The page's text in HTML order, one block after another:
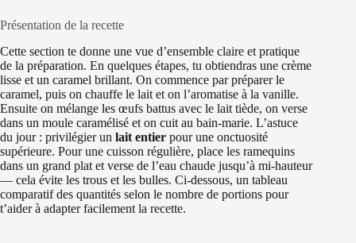
Présentation de la recette
Cette section te donne une vue d’ensemble claire et pratique
de la préparation. En quelques étapes, tu obtiendras une crème
lisse et un caramel brillant. On commence par préparer le
caramel, puis on chauffe le lait et on l’aromatise à la vanille.
Ensuite on mélange les œufs battus avec le lait tiède, on verse
dans un moule caramélisé et on cuit au bain-marie. L’astuce
du jour : privilégier un lait entier pour une onctuosité
supérieure. Pour une cuisson régulière, place les ramequins
dans un grand plat et verse de l’eau chaude jusqu’à mi-hauteur
— cela évite les trous et les bulles. Ci-dessous, un tableau
comparatif des quantités selon le nombre de portions pour
t’aider à adapter facilement la recette.